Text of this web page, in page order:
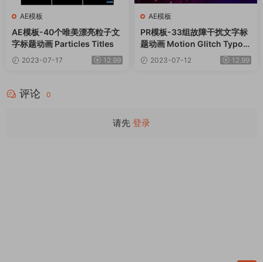
AE模板
AE模板-40个唯美漂亮粒子文
字标题动画 Particles Titles
2023-07-17 12.99
AE模板
PR模板-33组故障干扰文字标
题动画 Motion Glitch Typog
raphy2023-07-12 12.99
评论 0
请先 登录